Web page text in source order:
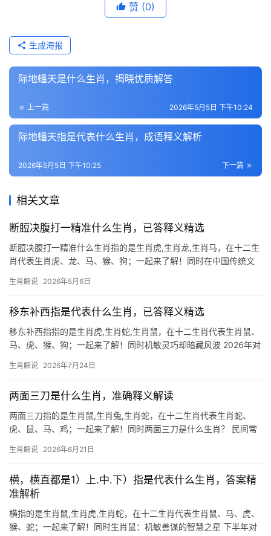
赞 (0)
生成海报
际地蟠天是什么生肖，揭晓优质解答
上一篇 2026年5月5日 下午10:24
际地蟠天指是代表什么生肖，成语释义解析
下一篇
2026年5月5日 下午10:25
相关文章
断脰决腹打一精准什么生肖，已答释义精选
断脰决腹打一精准什么生肖指的是生肖虎,生肖龙,生肖马，在十二生
肖代表生肖虎、龙、马、猴、狗；一起来了解！同时在中国传统文
腹”出自《史记》，形容壮烈牺牲的精神，若将其投射到生肖文化
生肖解说 2026年5月6日
移东补西指是代表什么生肖，已答释义精选
移东补西指指的是生肖虎,生肖蛇,生肖鼠，在十二生肖代表生肖鼠、
马、虎、猴、狗；一起来了解！同时机敏灵巧却暗藏风波 2026年对
或团队停滞极为常见，29岁至51岁者需格外警惕职场边缘化，若遭
生肖解说 2026年7月24日
两面三刀是什么生肖，准确释义解读
两面三刀指的是生肖鼠,生肖兔,生肖蛇，在十二生肖代表生肖蛇、
虎、鼠、马、鸡；一起来了解！同时两面三刀是什么生肖？ 民间常
当属生肖蛇，蛇行无声，善伪装，恰如人际交往中表面热情、背后
生肖解说 2026年6月21日
横，横直都是1）上.中.下）指是代表什么生肖，答案精
准解析
横指的是生肖鼠,生肖虎,生肖蛇，在十二生肖代表生肖鼠、马、虎、
猴、蛇；一起来了解！同时生肖鼠：机敏善谋的智慧之星 下半年对